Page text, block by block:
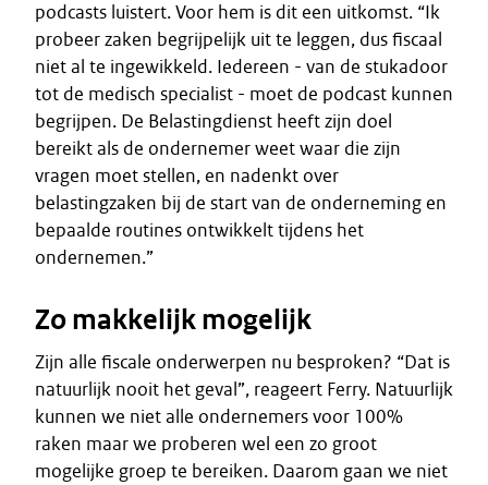
podcasts luistert. Voor hem is dit een uitkomst. “Ik
probeer zaken begrijpelijk uit te leggen, dus fiscaal
niet al te ingewikkeld. Iedereen - van de stukadoor
tot de medisch specialist - moet de podcast kunnen
begrijpen. De Belastingdienst heeft zijn doel
bereikt als de ondernemer weet waar die zijn
vragen moet stellen, en nadenkt over
belastingzaken bij de start van de onderneming en
bepaalde routines ontwikkelt tijdens het
ondernemen.”
Zo makkelijk mogelijk
Zijn alle fiscale onderwerpen nu besproken? “Dat is
natuurlijk nooit het geval”, reageert Ferry. Natuurlijk
kunnen we niet alle ondernemers voor 100%
raken maar we proberen wel een zo groot
mogelijke groep te bereiken. Daarom gaan we niet